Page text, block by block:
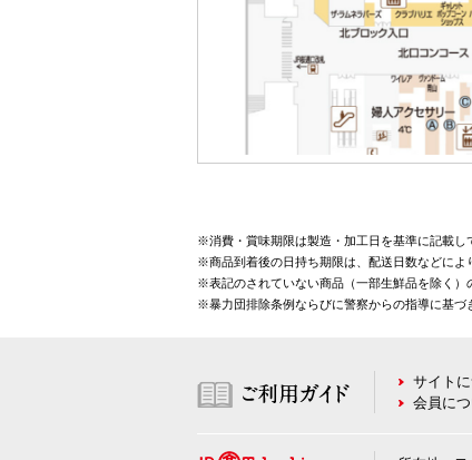
※消費・賞味期限は製造・加工日を基準に記載し
※商品到着後の日持ち期限は、配送日数などによ
※表記のされていない商品（一部生鮮品を除く）
※暴力団排除条例ならびに警察からの指導に基づ
サイト
会員に